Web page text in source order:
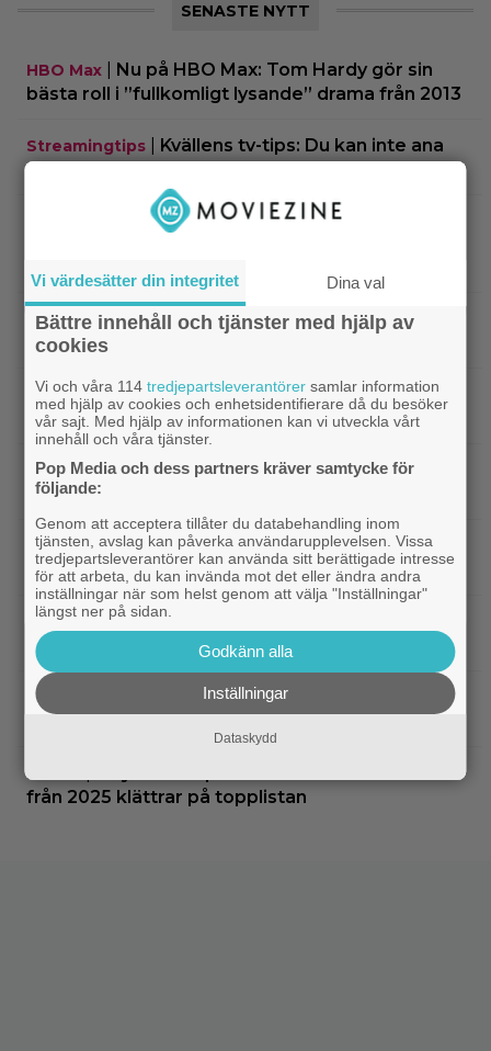
SENASTE NYTT
HBO Max
Nu på HBO Max: Tom Hardy gör sin
bästa roll i ”fullkomligt lysande” drama från 2013
Streamingtips
Kvällens tv-tips: Du kan inte ana
vem som är mördaren i ”Beck” nummer 20
Christopher Nolan| På tv ikväll: En av Nolans
TV-spel|På tv ikväll: Edward Norton gjorde sin
hyllade filmdebut i denna skarpa thriller
Fantasy|Sista säsongen av ”The Witcher”
försenas – släpps 2027
Netflix|Nu på Netflix: Tidlös krigsklassiker från
1961 fick fullpott
Klassiker|”Hajen” i topp när Empires läsare
korar tidernas 100 bästa filmer
Exklusivt|”Svärtan”-stjärnan Linus Rogsgård om
sina favoritserier: ”En av de bästa…”
Streamingtips
Nu på Viaplay: ”Stiliserat våld och
gapskratt” i oförutsägbar thriller från 2008
Netflix
från 2025 klättrar på topplistan
Vi värdesätter din integritet Dina val
Bättre innehåll och tjänster med hjälp av
cookies
Vi och våra 114tredjepartsleverantörer samlar information
med hjälp av cookies och enhetsidentifierare då du besöker
vår sajt. Med hjälp av informationen kan vi utveckla vårt
innehåll och våra tjänster.
Pop Media och dess partners kräver samtycke för
följande:
Genom att acceptera tillåter du databehandling inom
tjänsten, avslag kan påverka användarupplevelsen. Vissa
tredjepartsleverantörer kan använda sitt berättigade intresse
för att arbeta, du kan invända mot det eller ändra andra
inställningar när som helst genom att välja "Inställningar"
längst ner på sidan.
Godkänn alla
Inställningar
Dataskydd